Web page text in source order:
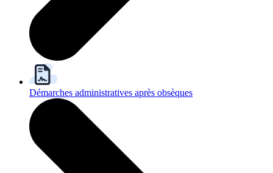
Démarches administratives après obsèques